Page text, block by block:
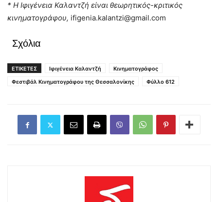
* Η Ιφιγένεια Καλαντζή είναι θεωρητικός-κριτικός
κινηματογράφου, ifigenia.kalantzi@gmail.com
Σχόλια
ΕΤΙΚΕΤΕΣ Ιφιγένεια Καλαντζή
Κινηματογράφος
Φεστιβάλ Κινηματογράφου της Θεσσαλονίκης
Φύλλο 612